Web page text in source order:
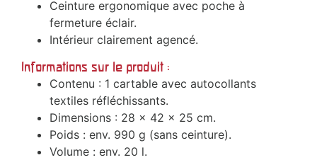
Ceinture ergonomique avec poche à
fermeture éclair.
Intérieur clairement agencé.
Informations sur le produit :
Contenu : 1 cartable avec autocollants
textiles réfléchissants.
Dimensions : 28 x 42 x 25 cm.
Poids : env. 990 g (sans ceinture).
Volume : env. 20 l.